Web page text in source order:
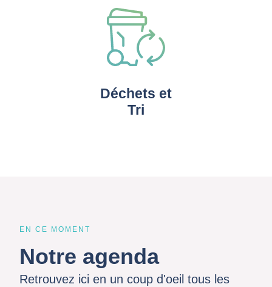
Déchets et
Tri
EN CE MOMENT
Notre agenda
Retrouvez ici en un coup d'oeil tous les